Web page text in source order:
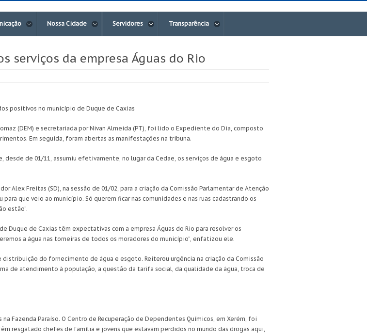
Nossa Cidade Servidores Transparência
serviços da empresa Águas do Rio
positivos no município de Duque de Caxias
(DEM) e secretariada por Nivan Almeida (PT), foi lido o Expediente do Dia, composto
Em seguida, foram abertas as manifestações na tribuna.
desde de 01/11, assumiu efetivamente, no lugar da Cedae, os serviços de água e esgoto
Alex Freitas (SD), na sessão de 01/02, para a criação da Comissão Parlamentar de Atenção
para que veio ao município. Só querem ficar nas comunidades e nas ruas cadastrando os
estão”.
Duque de Caxias têm expectativas com a empresa Águas do Rio para resolver os
a água nas torneiras de todos os moradores do município”, enfatizou ele.
do fornecimento de água e esgoto. Reiterou urgência na criação da Comissão
de atendimento à população, a questão da tarifa social, da qualidade da água, troca de
Fazenda Paraíso. O Centro de Recuperação de Dependentes Químicos, em Xerém, foi
resgatado chefes de família e jovens que estavam perdidos no mundo das drogas aqui,